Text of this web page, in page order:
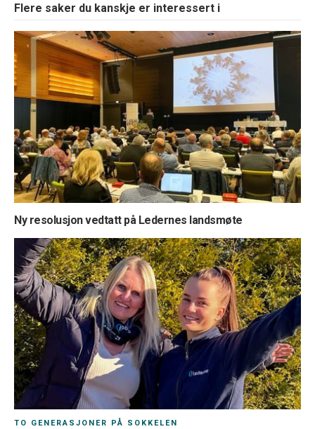
Flere saker du kanskje er interessert i
Ny resolusjon vedtatt på Ledernes landsmøte
TO GENERASJONER PÅ SOKKELEN